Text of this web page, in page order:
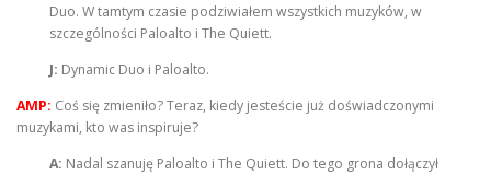
Duo. W tamtym czasie podziwiałem wszystkich muzyków, w
szczególności Paloalto i The Quiett.
J: Dynamic Duo i Paloalto.
AMP: Coś się zmieniło? Teraz, kiedy jesteście już doświadczonymi
muzykami, kto was inspiruje?
A: Nadal szanuję Paloalto i The Quiett. Do tego grona dołączył